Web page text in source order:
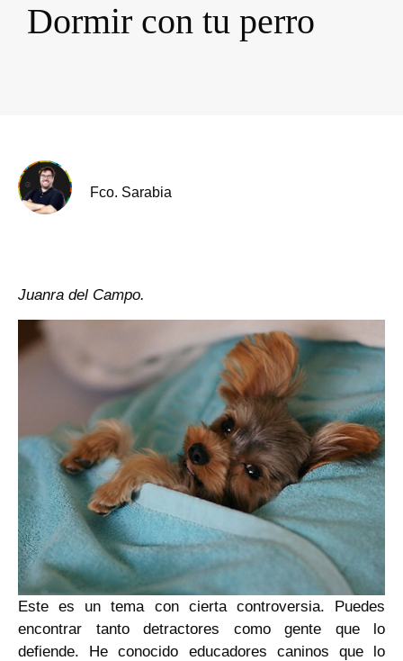
Dormir con tu perro
Fco. Sarabia
Juanra del Campo.
Este es un tema con cierta controversia. Puedes
encontrar tanto detractores como gente que lo
defiende. He conocido educadores caninos que lo